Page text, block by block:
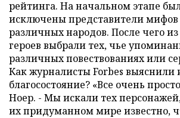
рейтинга. На начальном этапе
исключены представители мифов
различных народов. После чего
героев выбрали тех, чье
различных повествованиях или
Как журналисты Forbes выяснили
благосостояние? «Все очень
Ноер. - Мы искали тех
их придуманном мире известно,